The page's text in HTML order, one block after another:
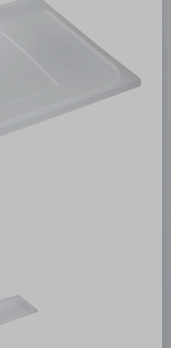
vany a